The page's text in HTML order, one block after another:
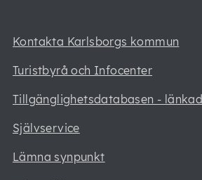
Kontakta Karlsborgs kommun
Turistbyrå och Infocenter
Tillgänglighetsdatabasen - länkad
Självservice
Lämna synpunkt